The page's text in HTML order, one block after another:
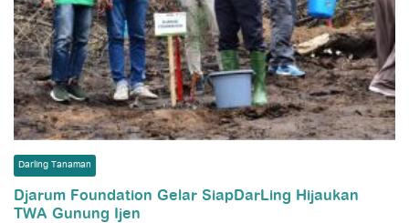
Darling Tanaman
Djarum Foundation Gelar SiapDarLing Hijaukan
TWA Gunung Ijen